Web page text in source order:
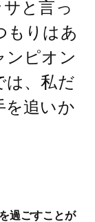
サと言っ
もりはあ
ンピオン
は、私だ
を追いか
過ごすことが